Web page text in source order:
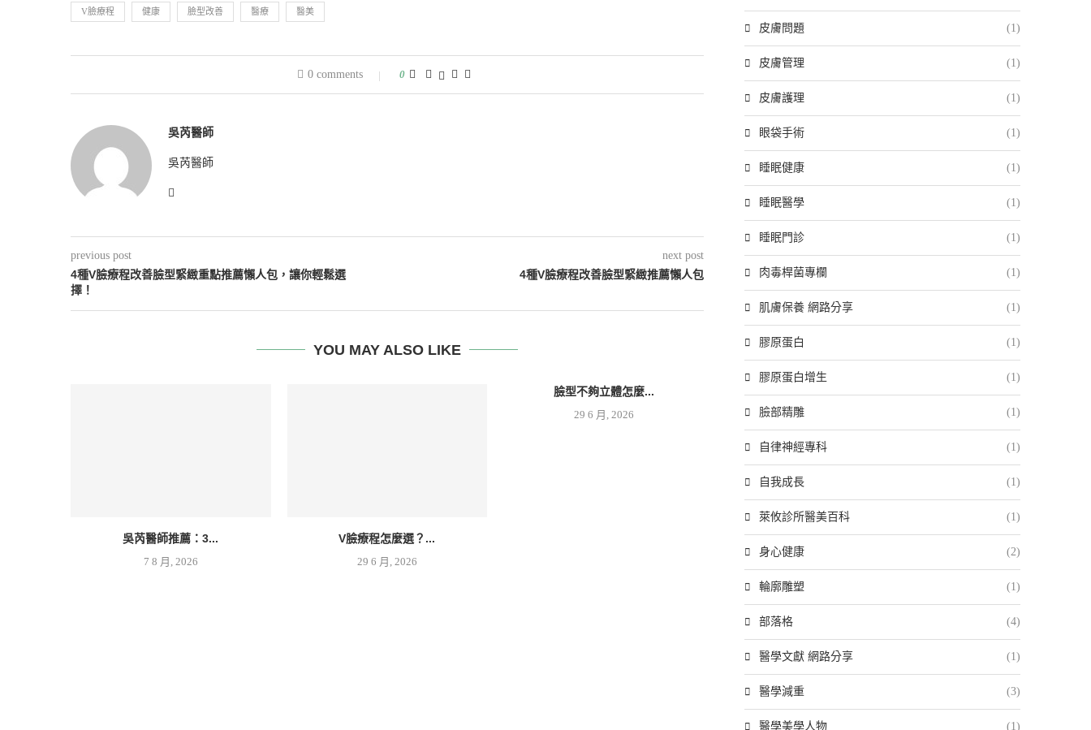
V臉療程 健康 臉型改善 醫療 醫美
0 comments 0
吳芮醫師
吳芮醫師
previous post
4種V臉療程改善臉型緊緻重點推薦懶人包，讓你輕鬆選
擇！
next post
4種V臉療程改善臉型緊緻推薦懶人包
YOU MAY ALSO LIKE
吳芮醫師推薦：3...
7 8 月, 2026
V臉療程怎麼選？...
29 6 月, 2026
臉型不夠立體怎麼...
29 6 月, 2026
皮膚問題 (1)
皮膚管理 (1)
皮膚護理 (1)
眼袋手術 (1)
睡眠健康 (1)
睡眠醫學 (1)
睡眠門診 (1)
肉毒桿菌專欄 (1)
肌膚保養 網路分享 (1)
膠原蛋白 (1)
膠原蛋白增生 (1)
臉部精雕 (1)
自律神經專科 (1)
自我成長 (1)
萊攸診所醫美百科 (1)
身心健康 (2)
輪廓雕塑 (1)
部落格 (4)
醫學文獻 網路分享 (1)
醫學減重 (3)
醫學美學人物 (1)